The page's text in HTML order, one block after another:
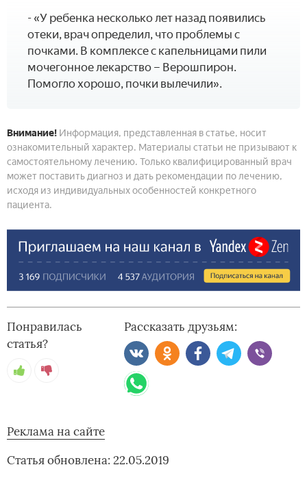
- «У ребенка несколько лет назад появились
отеки, врач определил, что проблемы с
почками. В комплексе с капельницами пили
мочегонное лекарство – Верошпирон.
Помогло хорошо, почки вылечили».
Внимание! Информация, представленная в статье, носит
ознакомительный характер. Материалы статьи не призывают к
самостоятельному лечению. Только квалифицированный врач
может поставить диагноз и дать рекомендации по лечению,
исходя из индивидуальных особенностей конкретного
пациента.
Понравилась
статья?
Рассказать друзьям:
Реклама на сайте
Статья обновлена: 22.05.2019